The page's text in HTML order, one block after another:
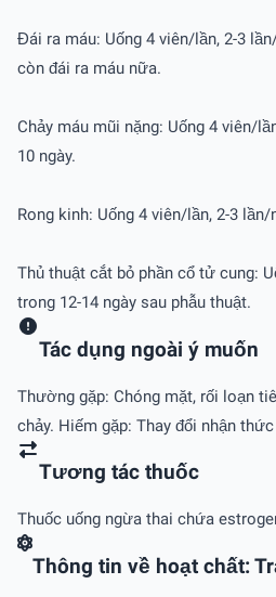
Đái ra máu: Uống 4 viên/lần, 2-3
còn đái ra máu nữa.
Chảy máu mũi nặng: Uống 4 viên/
10 ngày.
Rong kinh: Uống 4 viên/lần, 2-3 lần/
Thủ thuật cắt bỏ phần cổ tử cung:
trong 12-14 ngày sau phẫu thuật.
Tác dụng ngoài ý muốn
Thường gặp: Chóng mặt, rối loạn
chảy. Hiếm gặp: Thay đổi nhận
Tương tác thuốc
Thuốc uống ngừa thai chứa
Thông tin về hoạt chất: